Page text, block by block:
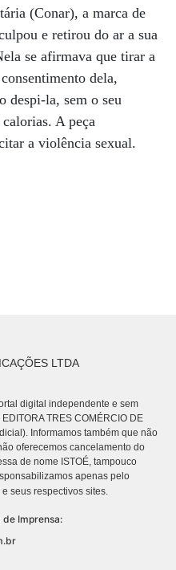
(Conar), a marca de
e retirou do ar a sua
se afirmava que tirar a
dela,
despi-la, sem o seu
A peça
a violência sexual.
LTDA
digital independente e sem
TRES COMÉRCIO DE
Informamos também que não
oferecemos cancelamento do
de nome ISTOÉ, tampouco
apenas pelo
e seus respectivos sites.
de Imprensa: